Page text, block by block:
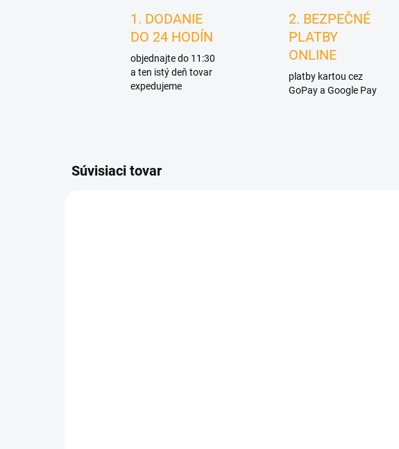
1. DODANIE
DO 24 HODÍN
objednajte do 11:30
a ten istý deň tovar
expedujeme
2. BEZPEČNÉ
PLATBY
ONLINE
platby kartou cez
GoPay a Google Pay
Súvisiaci tovar